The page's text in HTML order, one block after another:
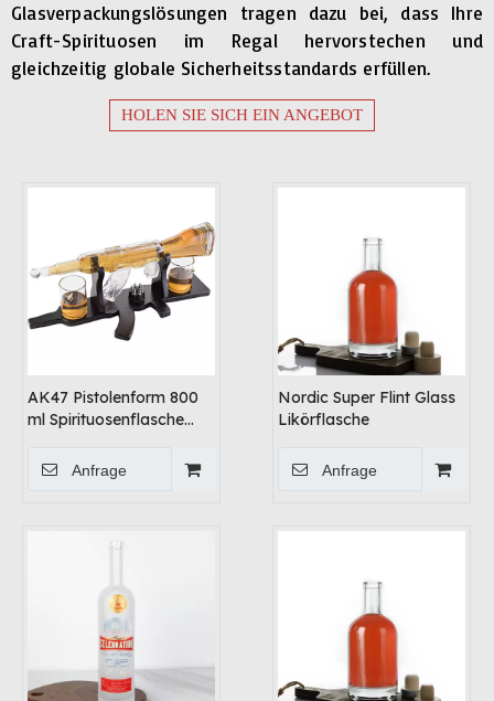
Glasverpackungslösungen tragen dazu bei, dass Ihre
Craft-Spirituosen im Regal hervorstechen und
gleichzeitig globale Sicherheitsstandards erfüllen.
HOLEN SIE SICH EIN ANGEBOT
AK47 Pistolenform 800
ml Spirituosenflasche
Anfrage
Nordic Super Flint Glass
Likörflasche
Anfrage